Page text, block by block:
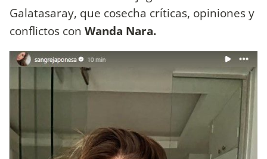
Galatasaray, que cosecha críticas, opiniones y
conflictos con Wanda Nara.